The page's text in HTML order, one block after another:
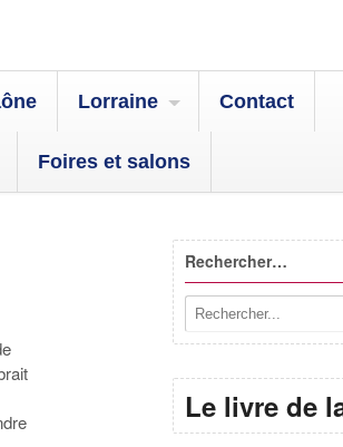
Lorraine Contact
Foires et salons
Rechercher…
Le livre de